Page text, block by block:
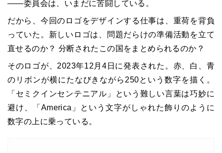
――委員会は、いまだに苦闘している。
だから、今回のロゴをデザインする仕事は、重荷を背負
っていた。新しいロゴは、問題だらけの準備活動を立て
直せるのか？ 分断されたこの国をまとめられるのか？
そのロゴが、2023年12月4日に発表された。赤、白、青
のリボンが横にたなびきながら250という数字を描く。
「セミクインセンテニアル」という難しい言葉は巧妙に
避け、「America」という文字がしゃれた飾りのように
数字の上に乗っている。